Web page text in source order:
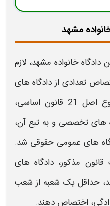
مشهد
خانواده مشهد، لازم
تعدادی ازدادگاه های
موجود به دادگاه های موضوع اصل 21 قانون اساسی،
های تخصصی و به تبع آن،
های عمومی حقوقی شد.
مذکور، دادگاه های
حداقل یک شعبه از شعب
، اختصاص دهند.